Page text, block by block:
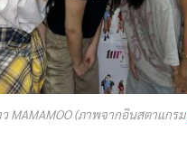
MAMAMOO (ภาพจากอินสตาแกรม